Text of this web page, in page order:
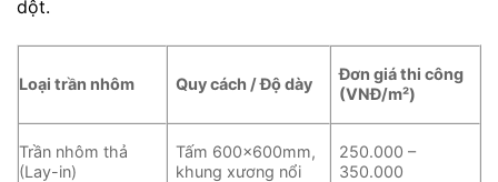
dột.
Loại trần nhôm Quy cách / Độ dày
Đơn giá thi công
(VNĐ/m²)
Trần nhôm thả
(Lay-in)
Tấm 600x600mm,
khung xương nổi
250.000 –
350.000